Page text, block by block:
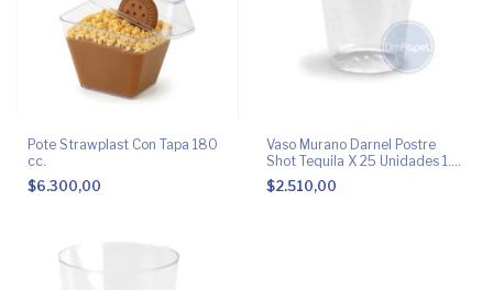
Pote Strawplast Con Tapa 180
cc.
$6.300,00
Vaso Murano Darnel Postre
Shot Tequila X 25 Unidades 1.5
Oz
$2.510,00